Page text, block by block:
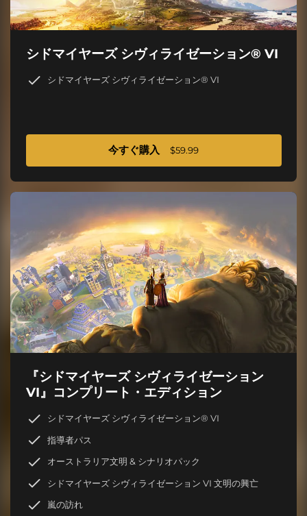
シドマイヤーズ シヴィライゼーション® VI
シドマイヤーズ シヴィライゼーション® VI
今すぐ購入 $59.99
『シドマイヤーズ シヴィライゼーション
VI』コンプリート・エディション
シドマイヤーズ シヴィライゼーション® VI
指導者パス
オーストラリア文明 & シナリオパック
シドマイヤーズ シヴィライゼーション VI 文明の興亡
嵐の訪れ